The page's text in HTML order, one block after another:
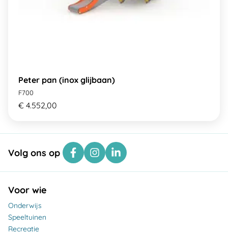
Peter pan (inox glijbaan)
F700
€ 4.552,00
Volg ons op
Voor wie
Onderwijs
Speeltuinen
Recreatie